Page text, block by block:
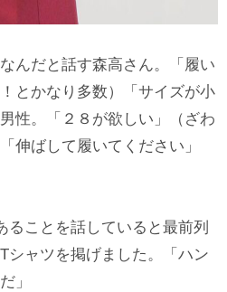
んだと話す森高さん。「履い
とかなり多数）「サイズが小
性。「２８が欲しい」（ざわ
伸ばして履いてください」
ることを話していると最前列
シャツを掲げました。「ハン
」